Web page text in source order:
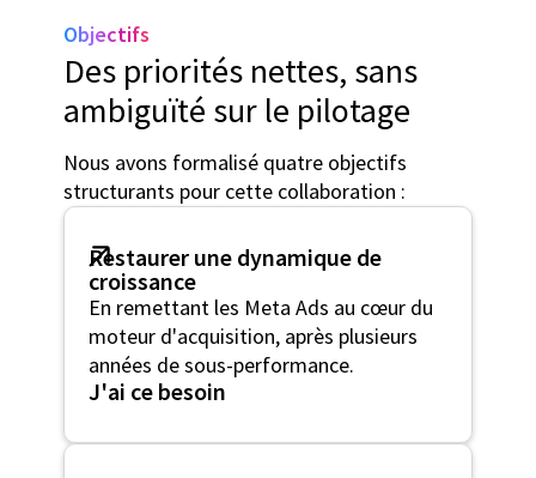
Objectifs
Des priorités nettes, sans
ambiguïté sur le pilotage
Nous avons formalisé quatre objectifs
structurants pour cette collaboration :
Restaurer une dynamique de
croissance
En remettant les Meta Ads au cœur du
moteur d'acquisition, après plusieurs
années de sous-performance.
J'ai ce besoin